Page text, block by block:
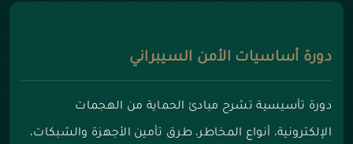
دورة أساسيات الأمن السيبراني
دورة تأسيسية تشرح مبادئ الحماية من الهجمات
الإلكترونية، أنواع المخاطر، طرق تأمين الأجهزة والشبكات،